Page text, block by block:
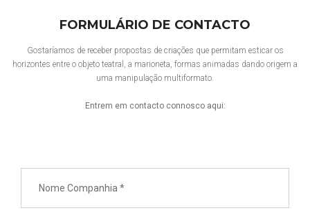
FORMULÁRIO DE CONTACTO
Gostaríamos de receber propostas de criações que permitam esticar os
horizontes entre o objeto teatral, a marioneta, formas animadas dando origem a
uma manipulação multiformato.
Entrem em contacto connosco aqui: